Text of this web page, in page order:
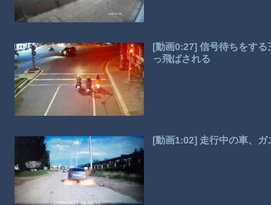
[動画0:27] 信号待ちをす
っ飛ばされる
[動画1:02] 走行中の車、ガ